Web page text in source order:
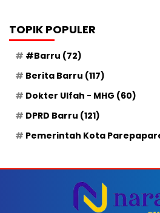
TOPIK POPULER
#Barru (72)
Berita Barru (117)
Dokter Ulfah - MHG (60)
DPRD Barru (121)
Pemerintah Kota